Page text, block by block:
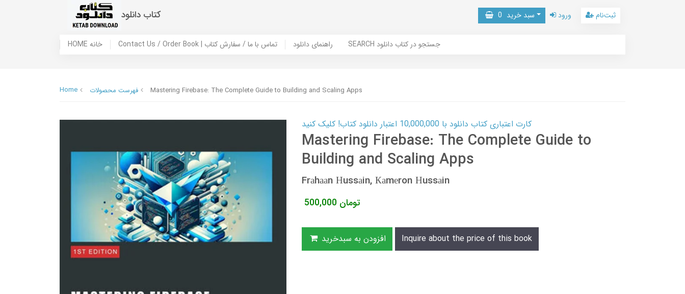
کتاب دانلود سبد خرید 0 ورود ثبت‌نام
HOME خانه Contact Us / Order Book | تماس با ما / سفارش کتاب راهنمای دانلود SEARCH جستجو در کتاب دانلود
Home فهرست محصولات Mastering Firebase: The Complete Guide to Building and Scaling Apps
کارت اعتباری کتاب دانلود با 10,000,000 اعتبار دانلود کتاب! کلیک کنید
Mastering Firebase: The Complete Guide to
Building and Scaling Apps
Frаhааn Нussаin, Каmеron Нussаin
500,000 تومان
افزودن به سبدخرید Inquire about the price of this book